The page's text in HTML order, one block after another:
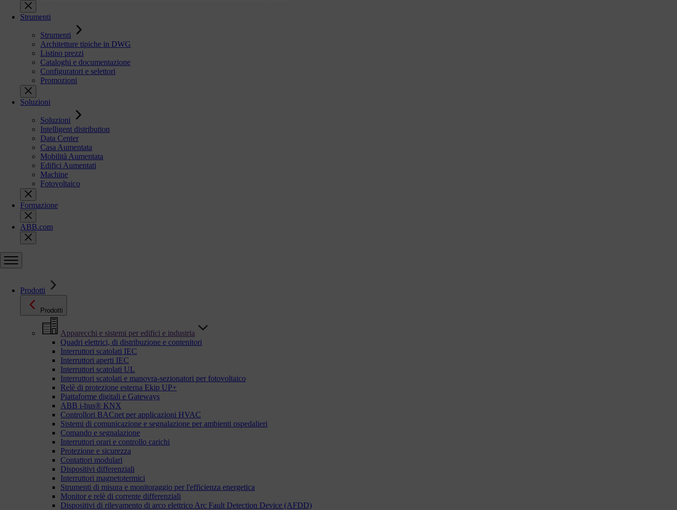
Strumenti
Strumenti
Architetture tipiche in DWG
Listino prezzi
Cataloghi e documentazione
Configuratori e selettori
Promozioni
Soluzioni
Soluzioni
Intelligent distribution
Data Center
Casa Aumentata
Mobilità Aumentata
Edifici Aumentati
Machine
Fotovoltaico
Formazione
ABB.com
Prodotti
Prodotti
Apparecchi e sistemi per edifici e industria
Quadri elettrici, di distribuzione e contenitori
Interruttori scatolati IEC
Interruttori aperti IEC
Interruttori scatolati UL
Interruttori scatolati e manovra-sezionatori per fotovoltaico
Relè di protezione esterna Ekip UP+
Piattaforme digitali e Gateways
ABB i-bus® KNX
Controllori BACnet per applicazioni HVAC
Sistemi di comunicazione e segnalazione per ambienti ospedalieri
Comando e segnalazione
Interruttori orari e controllo carichi
Protezione e sicurezza
Contattori modulari
Dispositivi differenziali
Interruttori magnetotermici
Strumenti di misura e monitoraggio per l'efficienza energetica
Monitor e relè di corrente differenziali
Dispositivi di rilevamento di arco elettrico Arc Fault Detection Device (AFDD)